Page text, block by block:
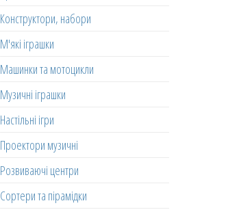
Конструктори, набори
М'які іграшки
Машинки та мотоцикли
Музичні іграшки
Настільні ігри
Проектори музичні
Розвиваючі центри
Сортери та пірамідки